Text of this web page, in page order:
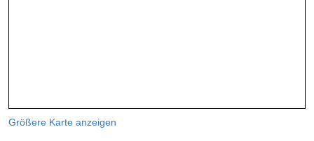
Größere Karte anzeigen